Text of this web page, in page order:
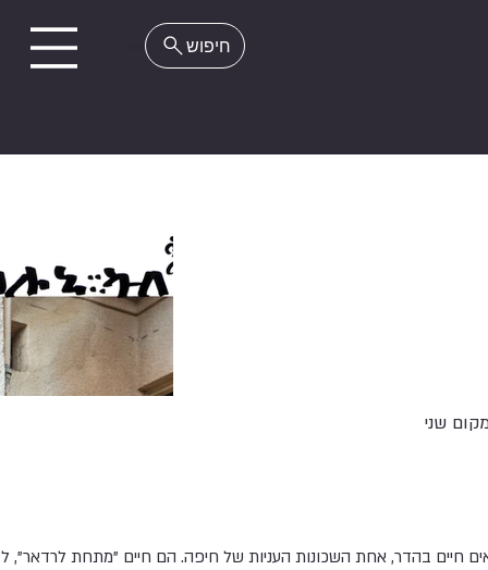
שני
חיים בהדר, אחת השכונות העניות של חיפה. הם חיים "מתחת לרדאר",